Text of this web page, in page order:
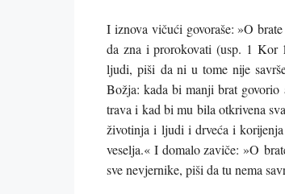
I iznova vičući govoraše: »O
da zna i prorokovati (usp. 1 Kor
ljudi, piši da ni u tome nije
Božja: kada bi manji brat
trava i kad bi mu bila otkrivena
životinja i ljudi i drveća i
veselja.« I domalo zaviče: »O
sve nevjernike, piši da tu nema